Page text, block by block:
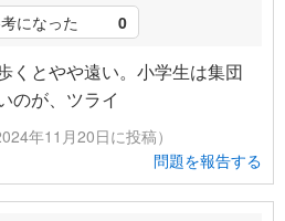
になった 0
くとやや遠い。小学生は集団
のが、ツライ
年11月20日に投稿）
問題を報告する